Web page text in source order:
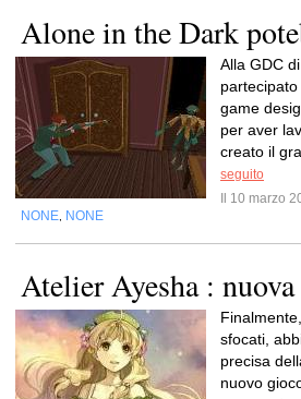
Alone in the Dark
Alla GDC
game
per aver
creato il
seguito
Il 10 marzo
NONE NONE
Atelier Ayesha :
sfocati,
precisa
nuovo